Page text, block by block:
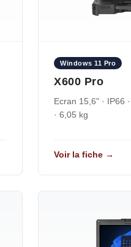
Windows 11 Pro
X600 Pro
Ecran 15,6" · IP66
· 6,05 kg
Voir la fiche →